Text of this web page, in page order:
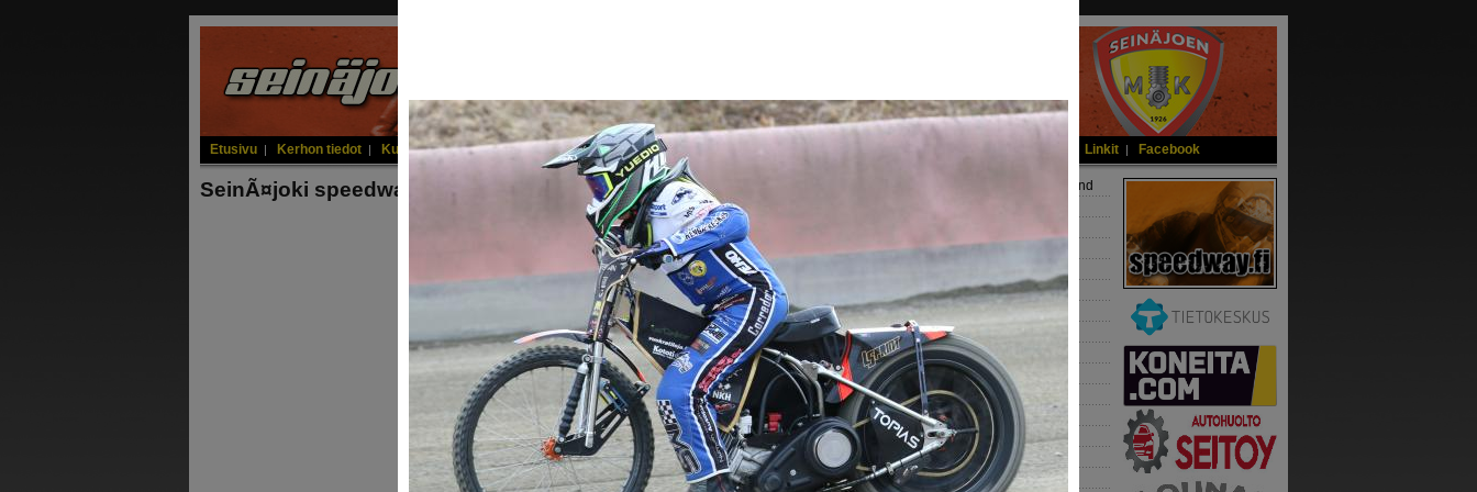
Etusivu | Kerhon tiedot | Kuljettajat|Junioritoiminta|Kilpailukalenteri Liittyminen ja jäsenedut Linkit | Facebook
SeinÃ¤joki speedwayrata kauden avaus 15.4.2026
SM-Jäärata 20.2.2011 Seinäjoki kuvaus Juhani Lind
U21 SM Kauhajoki 10.09.2011
Seinäjoki Kyrkösjärvi
Junnut radalla ym. 17.09.2011
Speedwayradalta 25.09.2011
Seinäjoki speedwayrata Jappi-Ukot 11.5.2024
Rataremontti 15.11.2011
Jääskänjärvi Speedway harjoitukset 13.01.2024
Syysk./Pikkujoulu Alma 12.11.2011
Seinäjoki speedwayrata 1.5.2024
Jääskänjärvi speedway harkat 27.01.2024
Seinäjoki speedwayrata treenit 3.6.2024